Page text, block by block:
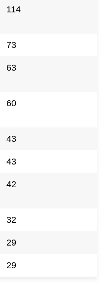
114
73
63
60
43
43
42
32
29
29